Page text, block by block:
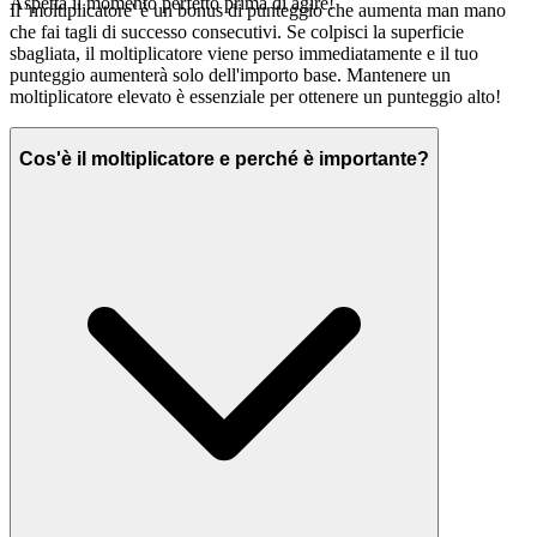
Il 'moltiplicatore' è un bonus di punteggio che aumenta man mano
che fai tagli di successo consecutivi. Se colpisci la superficie
sbagliata, il moltiplicatore viene perso immediatamente e il tuo
punteggio aumenterà solo dell'importo base. Mantenere un
moltiplicatore elevato è essenziale per ottenere un punteggio alto!
Cos'è il moltiplicatore e perché è importante?